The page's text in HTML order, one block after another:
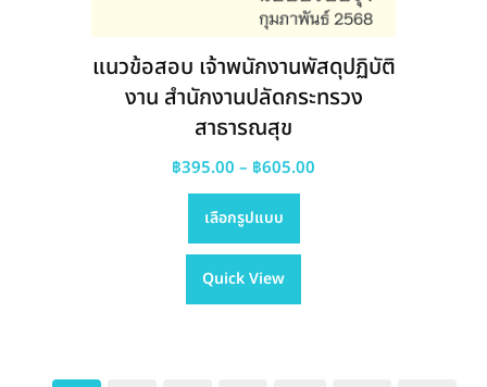
แนวข้อสอบ เจ้าพนักงานพัสดุปฏิบัติ
งาน สำนักงานปลัดกระทรวง
สาธารณสุข
฿395.00 – ฿605.00
เลือกรูปแบบ
This
has
variants.
Quick View